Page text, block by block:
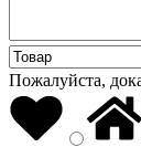
Пожалуйста,